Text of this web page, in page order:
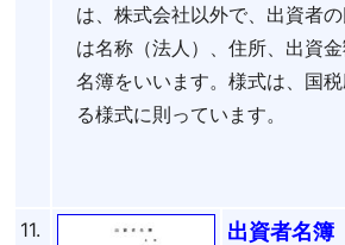
は、株式会社以外で、出資者
は名称（法人）、住所、出資
名簿をいいます。様式は、国
る様式に則っています。
11.
出資者名簿